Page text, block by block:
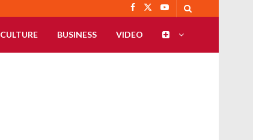
CULTURE BUSINESS VIDEO